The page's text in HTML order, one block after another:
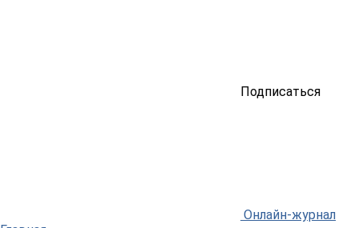
Подписаться
Онлайн-журнал